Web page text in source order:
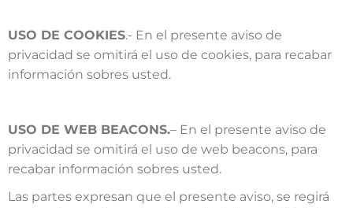
USO DE COOKIES.- En el presente aviso de
privacidad se omitirá el uso de cookies, para recabar
información sobres usted.
USO DE WEB BEACONS.– En el presente aviso de
privacidad se omitirá el uso de web beacons, para
recabar información sobres usted.
Las partes expresan que el presente aviso, se regirá